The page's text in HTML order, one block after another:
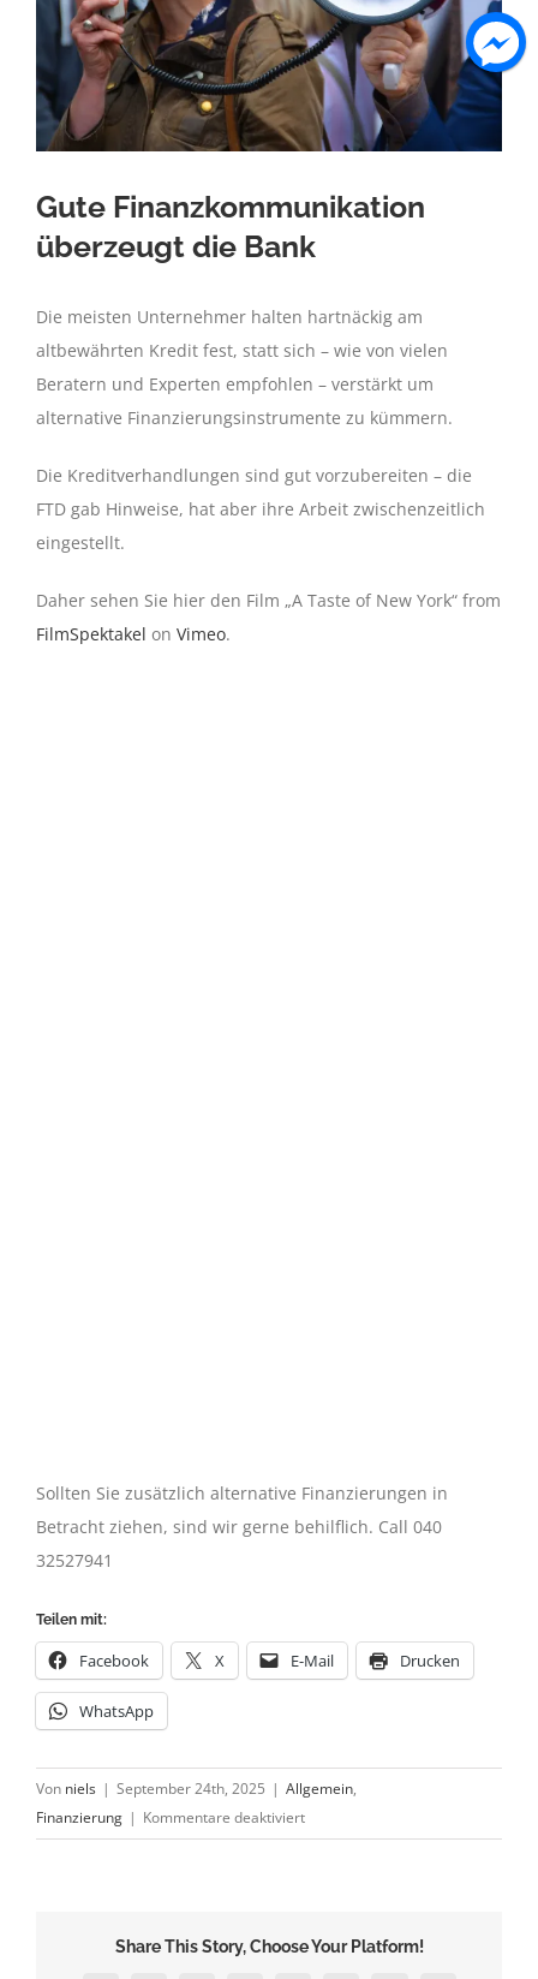
Gute Finanzkommunikation
überzeugt die Bank
Die meisten Unternehmer halten hartnäckig am
altbewährten Kredit fest, statt sich – wie von vielen
Beratern und Experten empfohlen – verstärkt um
alternative Finanzierungsinstrumente zu kümmern.
Die Kreditverhandlungen sind gut vorzubereiten – die
FTD gab Hinweise, hat aber ihre Arbeit zwischenzeitlich
eingestellt.
Daher sehen Sie hier den Film „A Taste of New York“ from
FilmSpektakel on Vimeo.
Sollten Sie zusätzlich alternative Finanzierungen in
Betracht ziehen, sind wir gerne behilflich. Call 040
32527941
Teilen mit:
Facebook X E-Mail Drucken
WhatsApp
Von niels | September 24th, 2025 | Allgemein,
Finanzierung | Kommentare deaktiviertfür
Gute
Share This Story, Choose Your Platform!